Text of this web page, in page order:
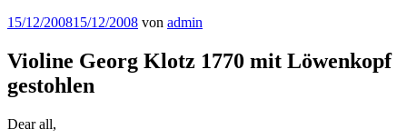
Veröffentlicht
15/12/200815/12/2008 von admin
Violine Georg Klotz 1770 mit Löwenkopf
gestohlen
Dear all,